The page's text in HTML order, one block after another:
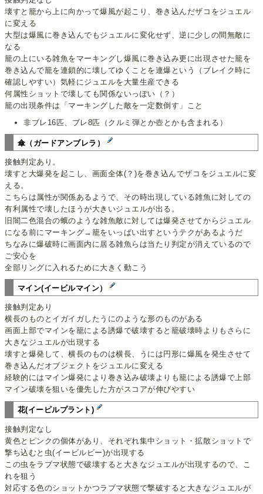
壊すと籠から上に向かって爆風が起こり、巻き込んだザコをジュエル
に変える
大型は爆風に巻き込んでもジュエルに変化せず、逆に少しの間無敵に
なる
籠の上にいる雑魚をマーキングし爆風に巻き込み更に出現させた籠を
巻き込んで籠を連鎖的に壊してゆくことを連爆という（ブレイク時に
確認しやすい）気軽にジュエルを大量生産できる
何属性ショットで壊しても関係ないっぽい（？）
籠の出現条件は「マーキングした敵を一定数倒す」こと
非ブレ16匹、ブレ8匹（クルミ弾とか壺とかも含まれる）
傘（ガードアンブレラ）
接触判定あり。
壊すと大爆発を起こし、画面全体(？)を巻き込んでザコをジュエルに変
える。
こちらは属性が関係あるようで、その時出現している雑魚に対しての
有利属性で壊したほうが大きいジュエルが出る。
旧闇二色混合の蛾のような雑魚敵に対しては爆発させてからジュエル
になる前にマーキング→籠をいっぱい出すというテクがあるようだ
ちなみに爆破時に画面内に居る雑魚らは当たり判定が消えているので
ご安心を
全部リングに入れるために大きく動こう
マイン(イービルマイン）
接触判定あり
横長のものとイガイガしたうにのような形のものがある
画面上部でマインを籠による誘爆で破壊すると籠破壊時よりもさらに
大きなジュエルが出現する
壊すと爆発して、横長のものは横長、うには円形に爆風を発生させて
巻き込んだオブジェクトをジュエルに変える
経験的にはマイン爆発により巻き込み破壊よりも籠による誘爆で上部
マイン破壊を狙いを優先した方がスコアが伸びやすい
花(イービルプラント)
接触判定なし
黄色とピンクの個体があり、それぞれ集中ショット・拡散ショットで
撃ち込むと虫(イービルビー)が出現する
この虫をラブマ状態で破壊すると大きなジュエルが出現するので、こ
れを狙う
対応する色のショットかつラブマ状態で撃破すると大きなジュエルが